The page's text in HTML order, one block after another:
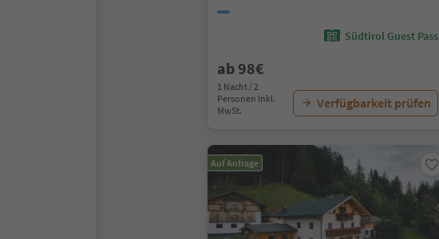
Südtirol Guest Pass
ab 98€
1 Nacht / 2
Personen Inkl.
MwSt.
Verfügbarkeit prüfen
Auf Anfrage